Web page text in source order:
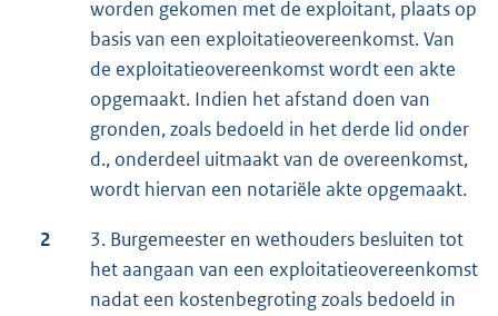
worden gekomen met de exploitant, plaats op
basis van een exploitatieovereenkomst. Van
de exploitatieovereenkomst wordt een akte
opgemaakt. Indien het afstand doen van
gronden, zoals bedoeld in het derde lid onder
d., onderdeel uitmaakt van de overeenkomst,
wordt hiervan een notariële akte opgemaakt.
2
3. Burgemeester en wethouders besluiten tot
het aangaan van een exploitatieovereenkomst
nadat een kostenbegroting zoals bedoeld in